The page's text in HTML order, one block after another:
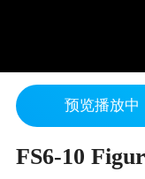
预览播放中